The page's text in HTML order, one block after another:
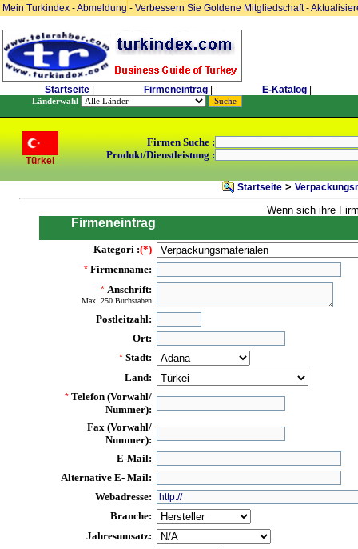
Mein Turkindex -Abmeldung- Verbessern Sie Goldene Mitgliedschaft-
Startseite Firmeneintrag E-Katalog
Länderwahl
Türkei
Firmen Suche :
Produkt/Dienstleistung :
Startseite >
Wenn sich ihre
Firmeneintrag
Kategori :(*)
* Firmenname:
* Anschrift:
Max. 250 Buchstaben
Postleitzahl:
Ort:
* Stadt:
Land:
* Telefon (Vorwahl/
Nummer):
Fax (Vorwahl/
Nummer):
E-Mail:
Alternative E- Mail:
Webadresse:
Branche:
Jahresumsatz: